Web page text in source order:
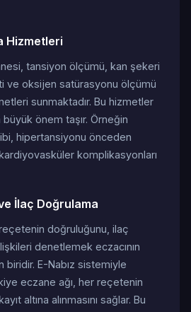
Hizmetleri
tansiyon ölçümü, kan şekeri
ve oksijen satürasyonu ölçümü
sunmaktadır. Bu hizmetler
büyük önem taşır. Örneğin
hipertansiyonu önceden
komplikasyonları
İlaç Doğrulama
doğruluğunu, ilaç
denetlemek eczacının
biridir. E-Nabız sistemiyle
eczane ağı, her reçetenin
altına alınmasını sağlar. Bu